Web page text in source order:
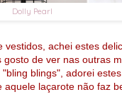
Dolly Pearl
vestidos, achei estes
de ver nas outras
blings", adorei
laçarote não faz